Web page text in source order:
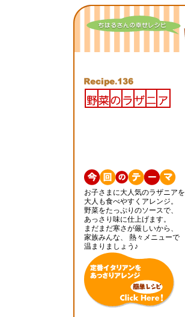
お子さまに大人気のラザニアを
大人も食べやすくアレンジ。
野菜をたっぷりのソースで、
あっさり味に仕上げます。
まだまだ寒さが厳しいから、
家族みんな、 熱々メニューで
温まりましょう♪